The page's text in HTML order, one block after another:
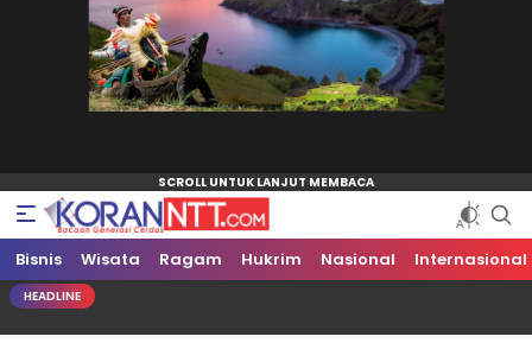
Koran NTT
Bacaan Generasi Cerdas
Bisnis Wisata Ragam Hukrim Nasional Internasional
HEADLINE